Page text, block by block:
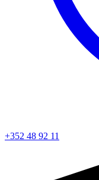
+352 48 92 11